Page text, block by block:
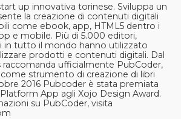
up innovativa torinese. Sviluppa un
la creazione di contenuti digitali
come ebook, app, HTML5 dentro i
e mobile. Più di 5.000 editori,
in tutto il mondo hanno utilizzato
prodotti e contenuti digitali. Dal
raccomanda ufficialmente PubCoder,
strumento di creazione di libri
2016 Pubcoder è stata premiata
App agli Xojo Design Award.
su PubCoder, visita